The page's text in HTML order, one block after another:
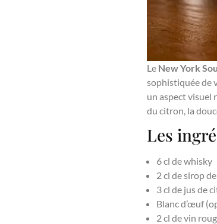
Le New York
sophistiquée de
un aspect visuel
du citron, la
Les
6 cl de whisky
2 cl de sirop
3 cl de jus de
Blanc d’œuf
2 cl de vin